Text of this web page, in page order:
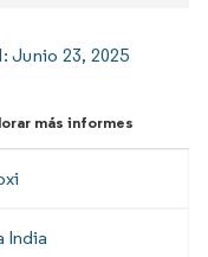
Junio 23, 2025
más informes
India